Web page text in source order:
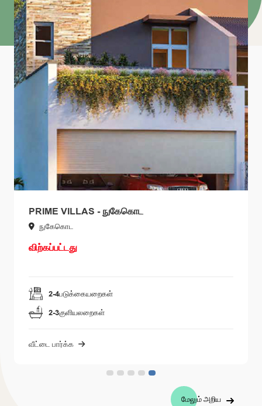
PRIME VILLAS - நுகேகொட
நுகேகொட
விற்கப்பட்டது
2-4படுக்கையறைகள்
2-3குளியலறைகள்
வீட்டை பார்க்க
மேலும் அறிய